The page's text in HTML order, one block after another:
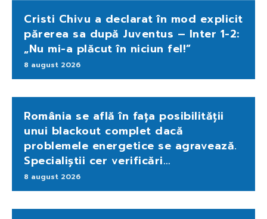
Cristi Chivu a declarat în mod explicit
părerea sa după Juventus – Inter 1-2:
„Nu mi-a plăcut în niciun fel!”
8 august 2026
România se află în fața posibilității
unui blackout complet dacă
problemele energetice se agravează.
Specialiștii cer verificări…
8 august 2026